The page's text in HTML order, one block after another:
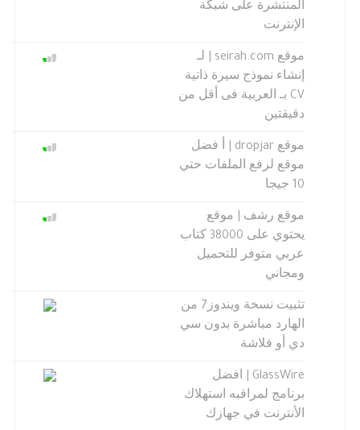
المنتشرة على شبكة
الإنترنت
موقع seirah.com | لـ
إنشاء نموذج سيرة ذاتية
CV بـ العربية فى أقل من
دقيقتين
موقع dropjar | أ فضل
موقع لرفع الملفات حتي
10 جيجا
موقع رشف | موقع
يحتوي على 38000 كتاب
عربي متوفر للتحميل
ومجاني
تثبيت نسخة ويندوز7 من
الهارد مباشرة بدون سي
دي أو فلاشة
GlassWire | افضل
برنامج لمراقبه استهلاك
الأنترنت في جهازك